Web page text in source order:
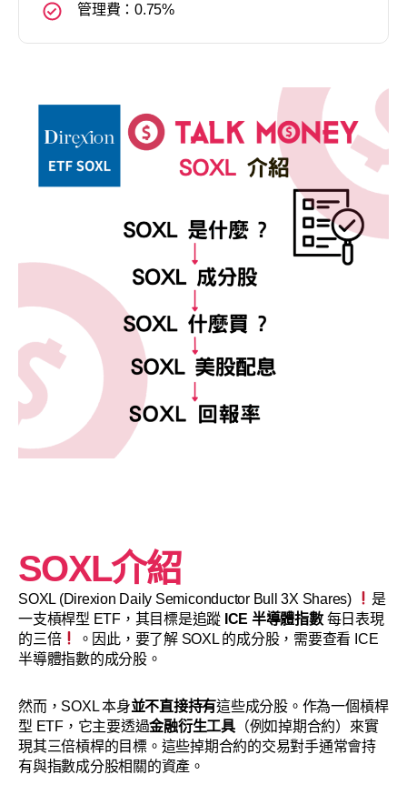
管理費：0.75%
SOXL介紹
SOXL (Direxion Daily Semiconductor Bull 3X Shares)
是
一支槓桿型 ETF，其目標是追蹤 ICE 半導體指數每日表現
的三倍
。因此，要了解 SOXL 的成分股，需要查看 ICE
半導體指數的成分股。
然而，SOXL 本身並不直接持有這些成分股。作為一個槓桿
型 ETF，它主要透過金融衍生工具（例如掉期合約）來實
現其三倍槓桿的目標。這些掉期合約的交易對手通常會持
有與指數成分股相關的資產。